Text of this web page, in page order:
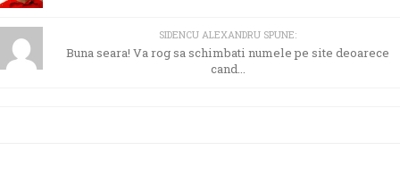
SIDENCU ALEXANDRU SPUNE:
Buna seara! Va rog sa schimbati numele pe site deoarece
cand...